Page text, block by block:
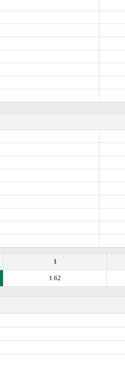
1
1.62